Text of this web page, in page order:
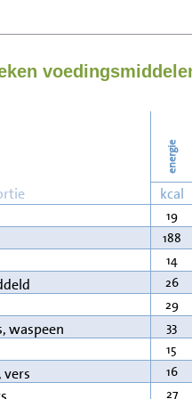
energie
kcal
19
188
14
26
29
waspeen 33
15
vers 16
27